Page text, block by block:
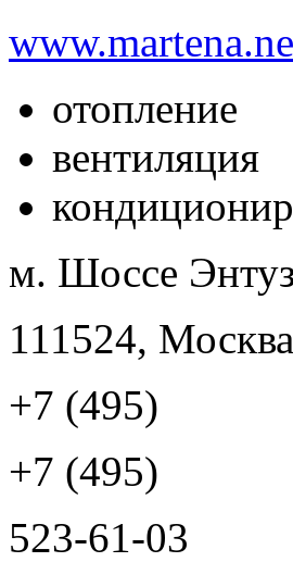
отопление
вентиляция
м. Шоссе
111524,
+7 (495)
+7 (495)
523-61-03